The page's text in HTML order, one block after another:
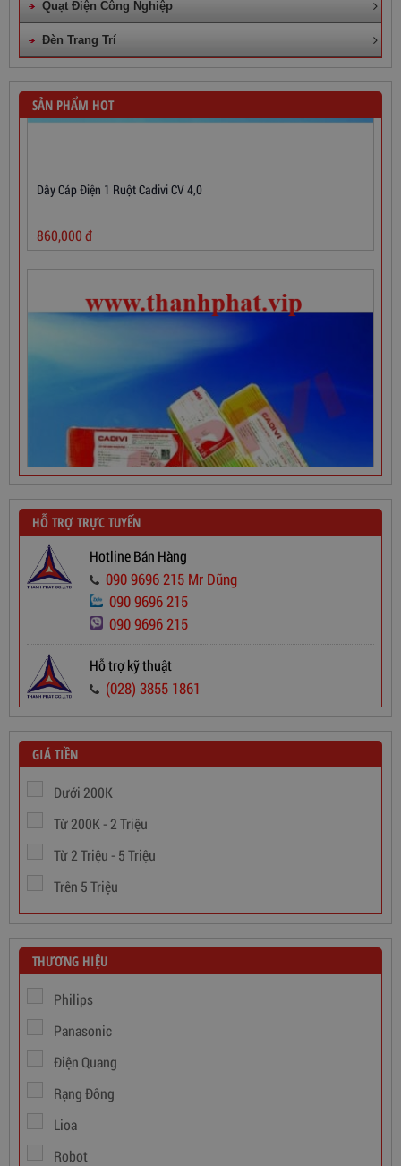
Quạt Điện Công Nghiệp
Đèn Trang Trí
SẢN PHẨM HOT
860,000
Dây Cáp Điện 1 Ruột Cadivi CV 2,5
565,000
Dây Cáp Điện 1 Ruột Cadivi CV 1,5
346,000 đ
HỖ TRỢ TRỰC TUYẾN
Hotline Bán Hàng
090 9696 215 Mr Dũng
090 9696 215
090 9696 215
Hỗ trợ kỹ thuật
(028) 3855 1861
GIÁ TIỀN
Dưới 200K
Từ 200K - 2 Triệu
Từ 2 Triệu - 5 Triệu
Trên 5 Triệu
THƯƠNG HIỆU
Philips
Panasonic
Điện Quang
Rạng Đông
Lioa
Robot